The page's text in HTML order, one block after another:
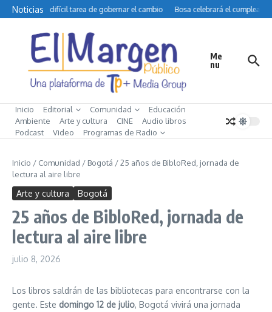
Saltar al contenido
Noticias
Petro y la difícil tarea de gobernar el cambio Bosa celebrará el
Me
nu
Inicio Editorial Comunidad
Educación
Ambiente
Arte y cultura CINE
Audio libros
Podcast
Video Programas de Radio
Inicio / Comunidad / Bogotá /25 años de BibloRed, jornada de
lectura al aire libre
Arte y cultura Bogotá
25 años de BibloRed, jornada de
lectura al aire libre
julio 8, 2026
Los libros saldrán de las bibliotecas para encontrarse con la
gente. Este domingo 12 de julio, Bogotá vivirá una jornada